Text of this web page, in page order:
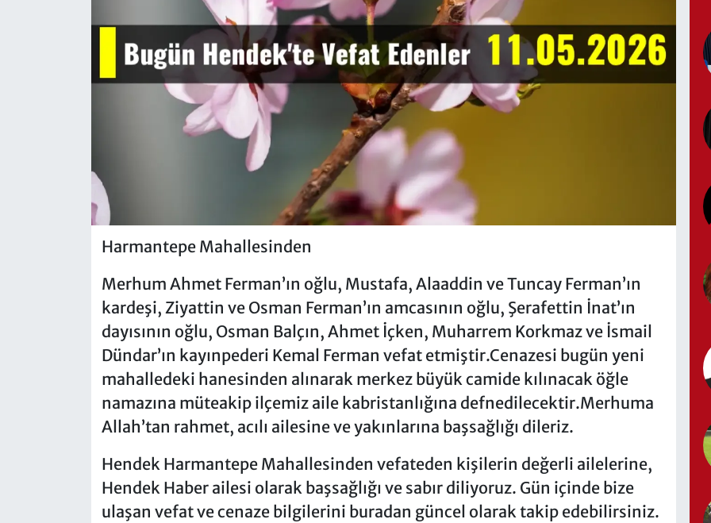
Harmantepe Mahallesinden
Merhum Ahmet Ferman’ın oğlu, Mustafa, Alaaddin ve Tuncay Ferman’ın
kardeşi, Ziyattin ve Osman Ferman’ın amcasının oğlu, Şerafettin İnat’ın
dayısının oğlu, Osman Balçın, Ahmet İçken, Muharrem Korkmaz ve İsmail
Dündar’ın kayınpederi Kemal Ferman vefat etmiştir.Cenazesi bugün yeni
mahalledeki hanesinden alınarak merkez büyük camide kılınacak öğle
namazına müteakip ilçemiz aile kabristanlığına defnedilecektir.Merhuma
Allah’tan rahmet, acılı ailesine ve yakınlarına başsağlığı dileriz.
Hendek Harmantepe Mahallesinden vefateden kişilerin değerli ailelerine,
Hendek Haber ailesi olarak başsağlığı ve sabır diliyoruz. Gün içinde bize
ulaşan vefat ve cenaze bilgilerini buradan güncel olarak takip edebilirsiniz.